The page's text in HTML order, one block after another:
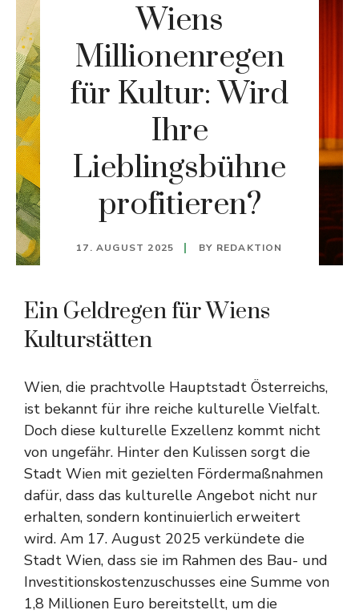
Wiens
Millionenregen
für Kultur: Wird
Ihre
Lieblingsbühne
profitieren?
17. AUGUST 2025 BY REDAKTION
Ein Geldregen für Wiens
Kulturstätten
Wien, die prachtvolle Hauptstadt Österreichs,
ist bekannt für ihre reiche kulturelle Vielfalt.
Doch diese kulturelle Exzellenz kommt nicht
von ungefähr. Hinter den Kulissen sorgt die
Stadt Wien mit gezielten Fördermaßnahmen
dafür, dass das kulturelle Angebot nicht nur
erhalten, sondern kontinuierlich erweitert
wird. Am 17. August 2025 verkündete die
Stadt Wien, dass sie im Rahmen des Bau- und
Investitionskostenzuschusses eine Summe von
1,8 Millionen Euro bereitstellt, um die